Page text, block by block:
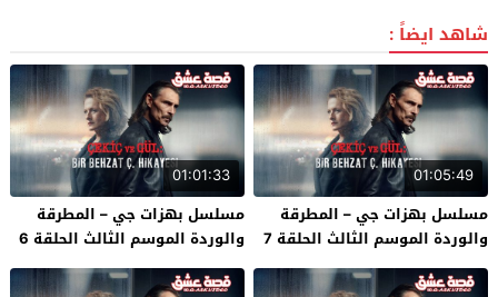
شاهد ايضاً :
01:05:49
مسلسل بهزات جي – المطرقة
والوردة الموسم الثالث الحلقة 7
مترجم – نهاية الموسم
01:01:33
مسلسل بهزات جي – المطرقة
والوردة الموسم الثالث الحلقة 6
مترجم